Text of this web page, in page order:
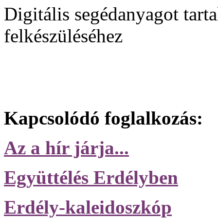
Digitális segédanyagot
felkészüléséhez
Kapcsolódó foglalkozás:
Az a hír járja...
Együttélés Erdélyben
Erdély-kaleidoszkóp